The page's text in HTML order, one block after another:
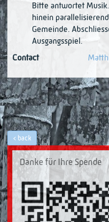
Bitte antwortet
hinein
Gemeinde.
Ausgangsspiel.
Contact
back
Danke für Ihre Spende